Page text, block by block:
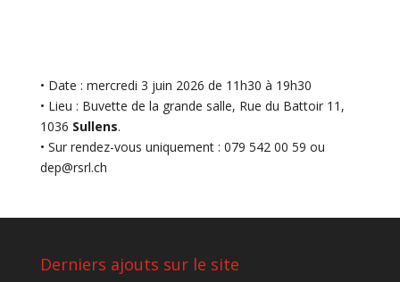
• Date : mercredi 3 juin 2026 de 11h30 à 19h30
• Lieu : Buvette de la grande salle, Rue du Battoir 11,
1036 Sullens.
• Sur rendez-vous uniquement : 079 542 00 59 ou
dep@rsrl.ch
Derniers ajouts sur le site